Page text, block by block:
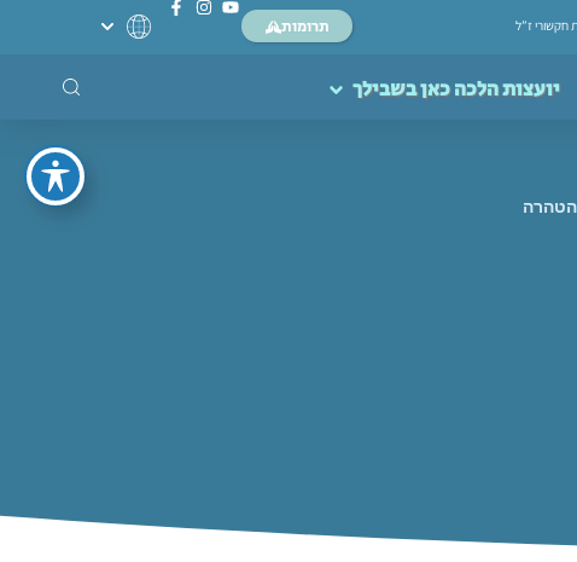
תרומות חקשורי ז”ל
יועצות הלכה כאן בשבילך